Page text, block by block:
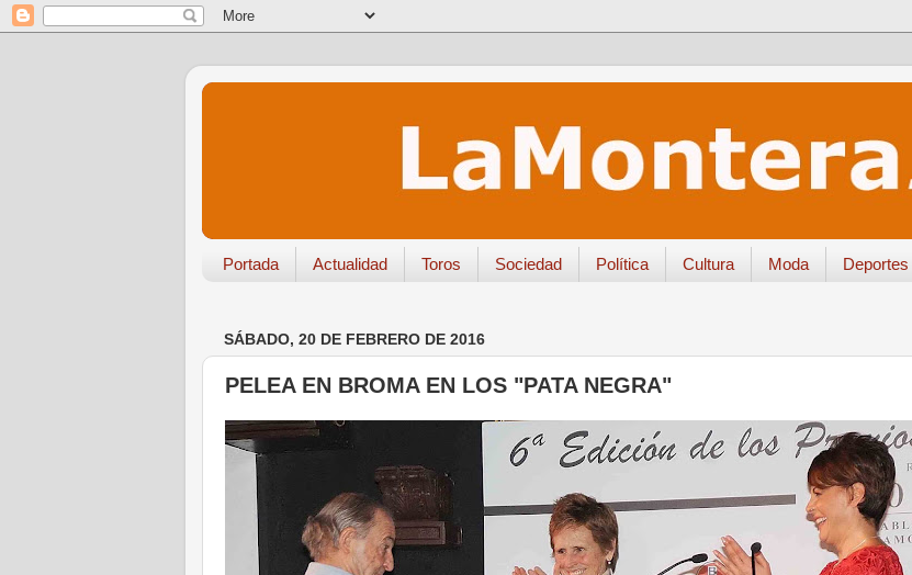
Portada Actualidad Toros Sociedad Política Cultura Moda Deportes
SÁBADO, 20 DE FEBRERO DE 2016
PELEA EN BROMA EN LOS "PATA NEGRA"